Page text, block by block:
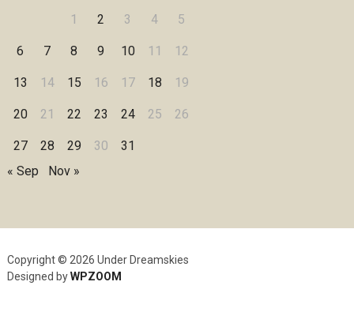
1 2 3 4 5
6 7 8 9 10 11 12
13 14 15 16 17 18 19
20 21 22 23 24 25 26
27 28 29 30
31
« Sep
Nov »
Copyright © 2026 Under Dreamskies
Designed byWPZOOM